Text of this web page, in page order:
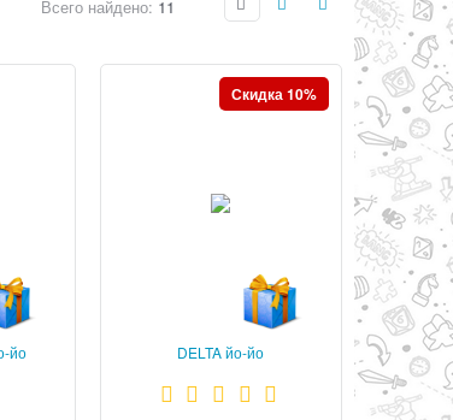
Всего найдено: 11
йо DELTA йо-йо
Скидка 10%